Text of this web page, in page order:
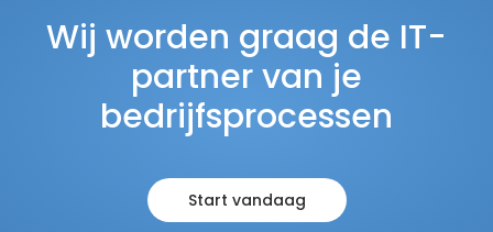
Wij worden graag de IT-
partner van je
bedrijfsprocessen
Start vandaag